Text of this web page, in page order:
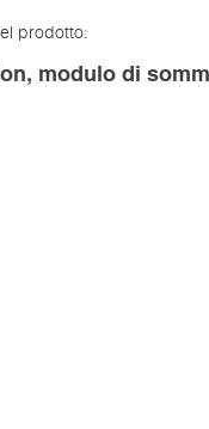
prodotto:
modulo di